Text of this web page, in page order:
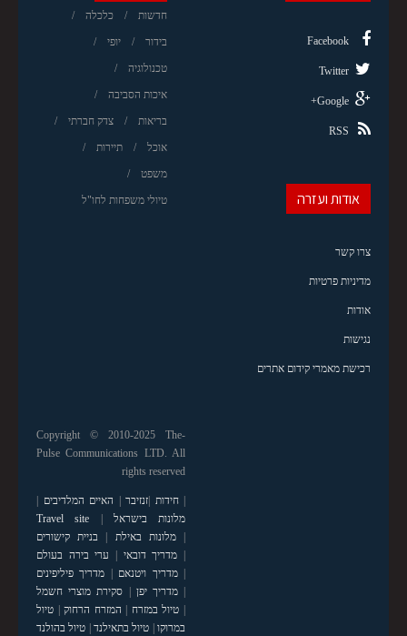
חדשות כלכלה
בידור יופי
טכנולוגיה
איכות הסביבה
בריאות צדק חברתי
אוכל תיירות
משפט
טיולי משפחות לחו"ל
Facebook
Twitter
Google+
RSS
אודות ועזרה
צרו קשר
מדיניות פרטיות
אודות
נגישות
רכישת מאמרי קידום אתרים
Copyright © 2010-2025 The-
Pulse Communications LTD. All
rights reserved
|חידות זנזיבר האיים המלדיבים
מלונות בישראל
Travel site
|מלונות באילת
בניית קישורים
מדריך דובאי
ערי בירה בעולם
|מדריך ויטנאם
מדריך פיליפינים
|מדריך יפן
סקירת מוצרי חשמל
טיול במזרח המזרח הרחוק| טיול
במרוקו| טיול בתאילנד| טיול בהולנד